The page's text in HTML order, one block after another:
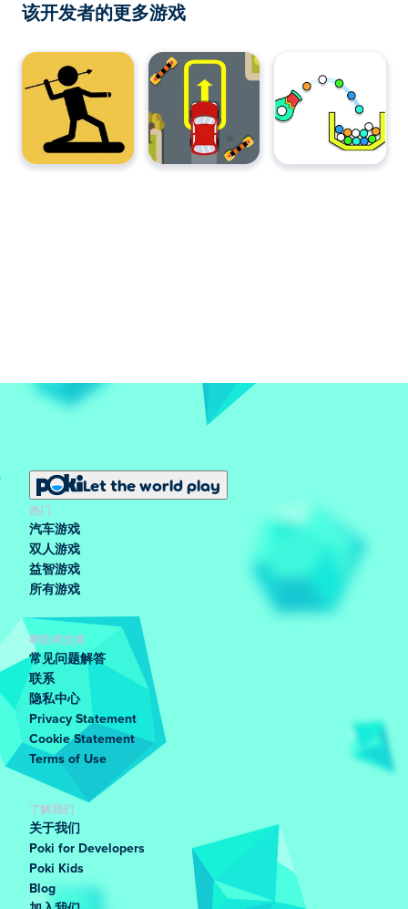
该开发者的更多游戏
Let the world play
热门
汽车游戏
双人游戏
益智游戏
所有游戏
帮助和支持
常见问题解答
联系
隐私中心
Privacy Statement
Cookie Statement
Terms of Use
了解我们
关于我们
Poki for Developers
Poki Kids
Blog